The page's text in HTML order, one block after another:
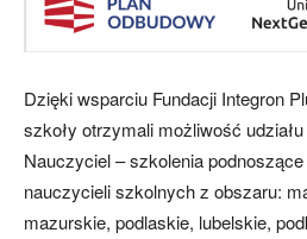
Dzięki wsparciu Fundacji Integron
szkoły otrzymali możliwość
Nauczyciel – szkolenia
nauczycieli szkolnych z obszaru:
mazurskie, podlaskie, lubelskie,